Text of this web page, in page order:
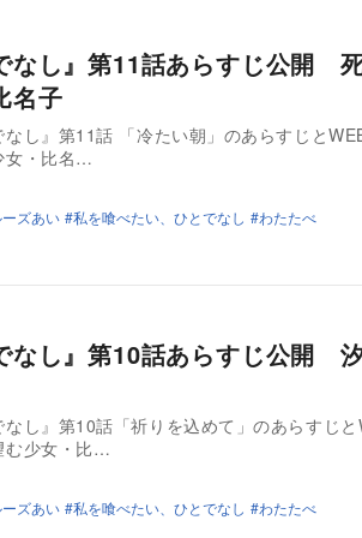
なし』第11話あらすじ公開
名子
し』第11話 「冷たい朝」のあらすじと
女・比名…
ズあい 私を喰べたい、ひとでなし わたたべ
なし』第10話あらすじ公開
し』第10話「祈りを込めて」のあらすじ
少女・比…
ズあい 私を喰べたい、ひとでなし わたたべ